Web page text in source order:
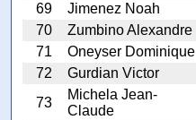
69
Jimenez Noah
70
Zumbino Alexandre
71
Oneyser Dominique
72
Gurdian Victor
73
Michela Jean-
Claude